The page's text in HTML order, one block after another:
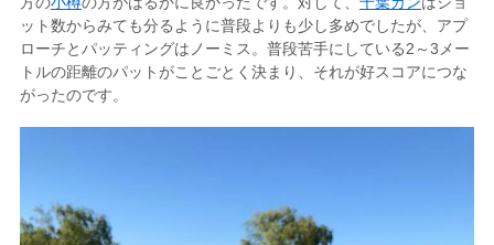
ット数からみても分るように普段よりも少し多めでしたが、アプ
ローチとパッティングはノーミス。普段苦手にしている2～3メー
トルの距離のパットがことごとく決まり、それが好スコアにつな
がったのです。